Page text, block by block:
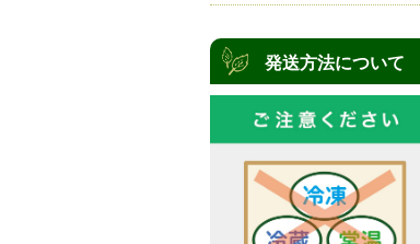
発送方法について